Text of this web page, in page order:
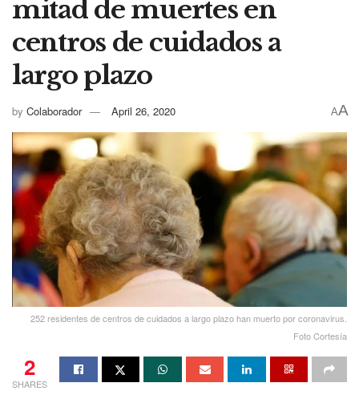
mitad de muertes en
centros de cuidados a
largo plazo
by Colaborador April 26, 2020 AA
252 residentes de centros de cuidados a largo plazo han muerto por coronavirus.
Foto Cortesía
2
SHARES